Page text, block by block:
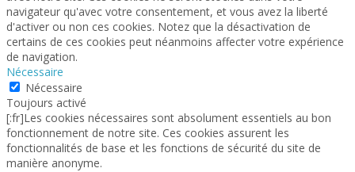
navigateur qu'avec votre consentement, et vous avez la liberté
d'activer ou non ces cookies. Notez que la désactivation de
certains de ces cookies peut néanmoins affecter votre expérience
de navigation.
Nécessaire
Nécessaire
Toujours activé
[:fr]Les cookies nécessaires sont absolument essentiels au bon
fonctionnement de notre site. Ces cookies assurent les
fonctionnalités de base et les fonctions de sécurité du site de
manière anonyme.